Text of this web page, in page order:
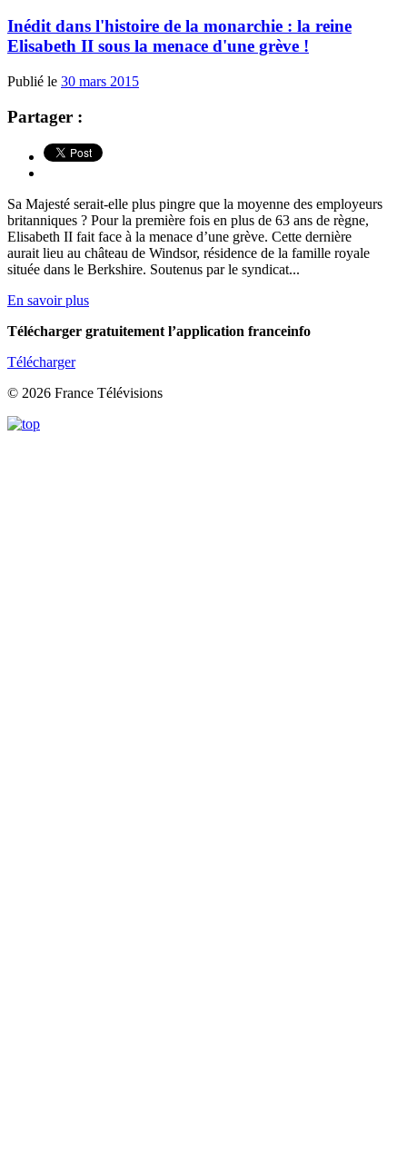
Inédit dans l'histoire de la monarchie : la reine
Elisabeth II sous la menace d'une grève !
Publié le 30 mars 2015
Partager :
Sa Majesté serait-elle plus pingre que la moyenne des employeurs
britanniques ? Pour la première fois en plus de 63 ans de règne,
Elisabeth II fait face à la menace d’une grève. Cette dernière
aurait lieu au château de Windsor, résidence de la famille royale
située dans le Berkshire. Soutenus par le syndicat...
En savoir plus
Télécharger gratuitement l’application franceinfo
Télécharger
© 2026 France Télévisions